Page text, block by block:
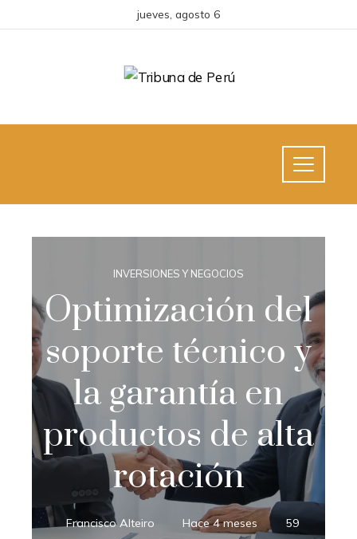
jueves, agosto 6
INVERSIONES Y NEGOCIOS
Optimización del
soporte técnico y
la garantía en
productos de alta
rotación
Francisco Alteiro Hace 4 meses 59